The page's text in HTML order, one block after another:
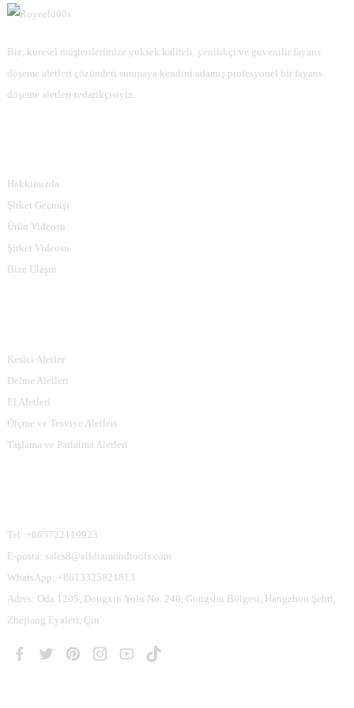
Biz, küresel müşterilerimize yüksek kaliteli, yenilikçi ve güvenilir fayans
döşeme aletleri çözümleri sunmaya kendini adamış profesyonel bir fayans
döşeme aletleri tedarikçisiyiz.
Hakkımızda
Şirket Geçmişi
Ürün Videosu
Şirket Videosu
Bize Ulaşın
Kesici Aletler
Delme Aletleri
El Aletleri
Ölçme ve Tesviye Aletleri
Taşlama ve Parlatma Aletleri
Tel: +865722119923
E-posta: sales8@alldiamondtools.com
WhatsApp: +8613325821813
Adres: Oda 1205, Dongxin Yolu No. 240, Gongshu Bölgesi, Hangzhou Şehri,
Zhejiang Eyaleti, Çin.